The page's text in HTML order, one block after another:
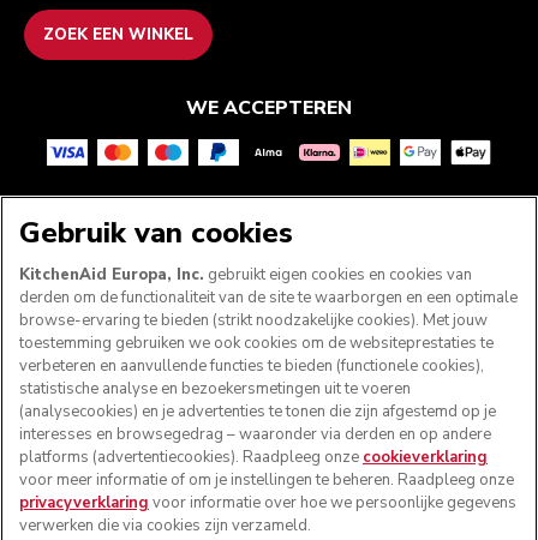
ZOEK EEN WINKEL
WE ACCEPTEREN
VOLG ONS
© KitchenAid 2026 - Alle rechten voorbehouden.
KitchenAid en het design van de mixer zijn handelsmerken
Gebruik van cookies
KitchenAid Europa, Inc. gebruikt eigen cookies en cookies van
derden om de functionaliteit van de site te waarborgen en een optimale
browse-ervaring te bieden (strikt noodzakelijke cookies). Met jouw
toestemming gebruiken we ook cookies om de websiteprestaties te
verbeteren en aanvullende functies te bieden (functionele cookies),
statistische analyse en bezoekersmetingen uit te voeren
(analysecookies) en je advertenties te tonen die zijn afgestemd op je
interesses en browsegedrag – waaronder via derden en op andere
platforms (advertentiecookies). Raadpleeg onze cookieverklaring
voor meer informatie of om je instellingen te beheren. Raadpleeg onze
privacyverklaring voor informatie over hoe we persoonlijke gegevens
verwerken die via cookies zijn verzameld.